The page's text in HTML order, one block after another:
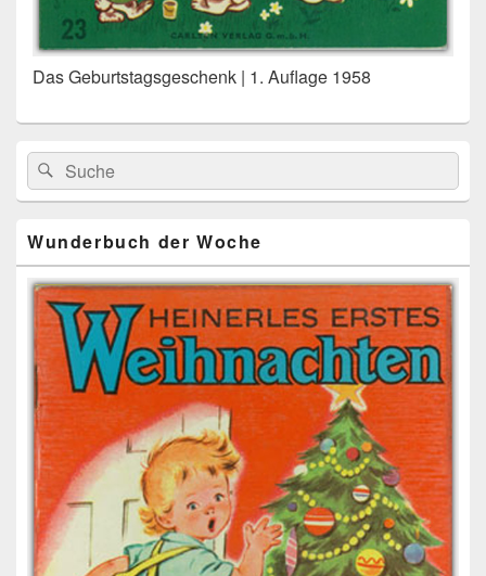
Das Geburtstagsgeschenk | 1. Auflage 1958
Primärer
Seitenleisten
Widget-
Bereich
Search
for:
Suche
Wunderbuch der Woche